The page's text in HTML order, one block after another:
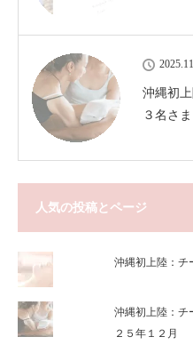
沖縄初
３名さ
人気の投稿とページ
沖縄初上陸：チ
沖縄初上陸：
２５年１２月